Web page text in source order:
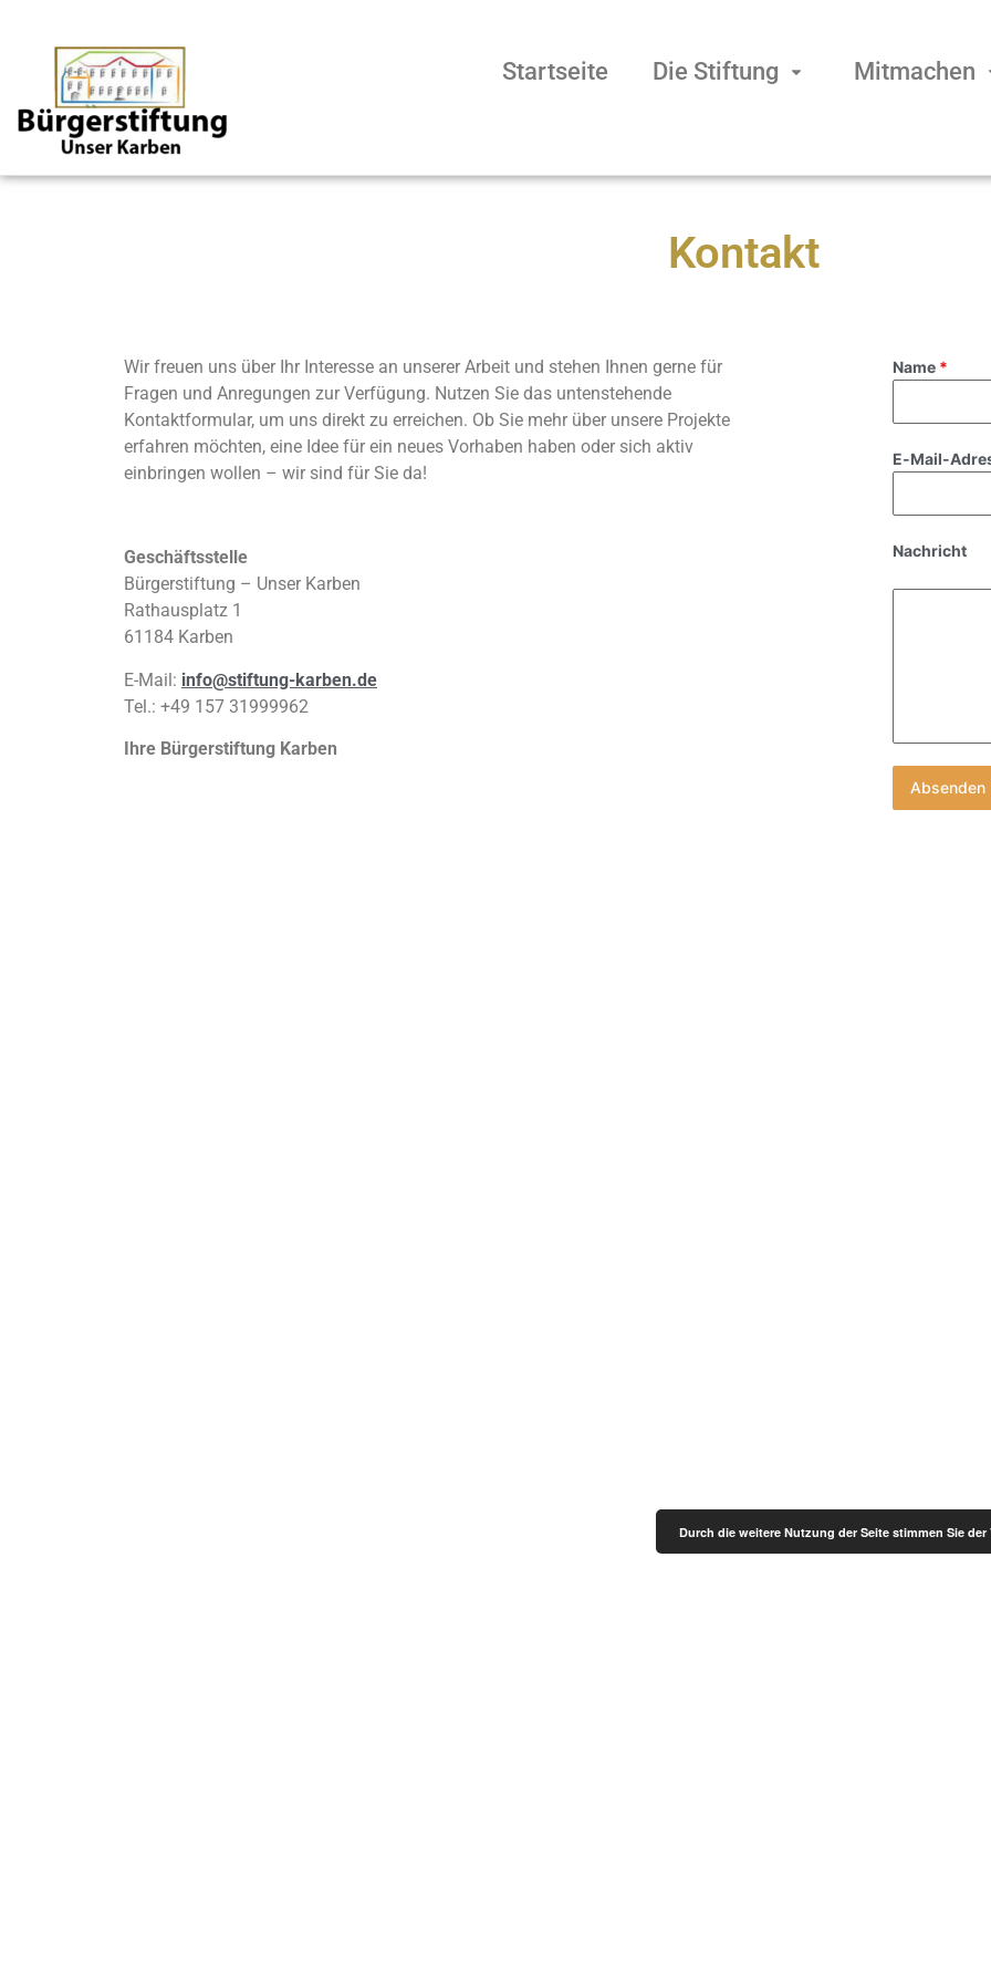
Startseite Die Stiftung Mitmachen
Kontakt
Wir freuen uns über Ihr Interesse an unserer Arbeit und stehen Ihnen gerne für
Fragen und Anregungen zur Verfügung. Nutzen Sie das untenstehende
Kontaktformular, um uns direkt zu erreichen. Ob Sie mehr über unsere Projekte
erfahren möchten, eine Idee für ein neues Vorhaben haben oder sich aktiv
einbringen wollen – wir sind für Sie da!
Geschäftsstelle
Bürgerstiftung – Unser Karben
Rathausplatz 1
61184 Karben
E-Mail: info@stiftung-karben.de
Tel.: +49 157 31999962
Ihre Bürgerstiftung Karben
Name *
E-Mail-
Nachricht
Absenden
Durch die weitere Nutzung der Seite stimmen Sie